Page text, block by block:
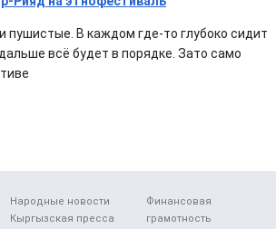
пушистые. В каждом где-то глубоко сидит
всё будет в порядке. Зато само
Народные новости
Кыргызская пресса
Финансовая
грамотность